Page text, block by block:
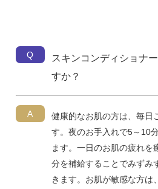
Q
スキンコンディショナ
すか？
A
健康的なお肌の方は、毎日
す。夜のお手入れで5～10
ます。一日のお肌の疲れを
分を補給することでみずみ
きます。お肌が敏感な方は